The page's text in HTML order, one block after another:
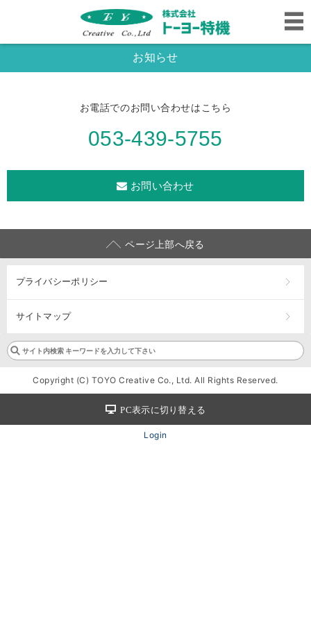
お知らせ
お電話でのお問い合わせはこちら
053-439-5755
お問い合わせ
ページ上部へ戻る
プライバシーポリシー
サイトマップ
Copyright (C) TOYO Creative Co., Ltd. All Rights Reserved.
PC表示に切り替える
Login